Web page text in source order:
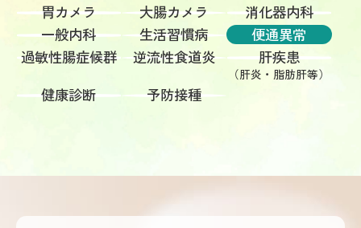
胃カメラ 大腸カメラ
消化器内科
一般内科
生活習慣病
便通異常
過敏性腸症候群
逆流性食道炎 肝疾患
（肝炎・脂肪肝等）
健康診断 予防接種